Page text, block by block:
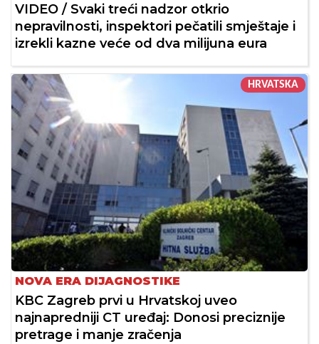
VIDEO / Svaki treći nadzor otkrio
nepravilnosti, inspektori pečatili smještaje i
izrekli kazne veće od dva milijuna eura
HRVATSKA
NOVA ERA DIJAGNOSTIKE
KBC Zagreb prvi u Hrvatskoj uveo
najnapredniji CT uređaj: Donosi preciznije
pretrage i manje zračenja